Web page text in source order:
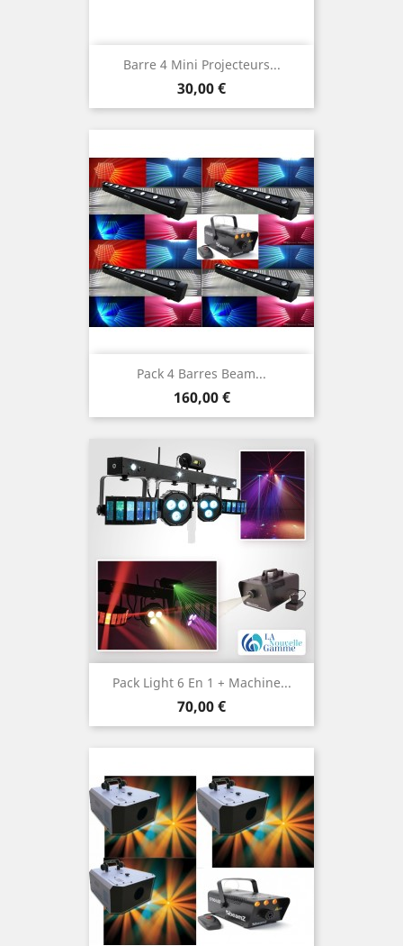
Barre 4 Mini Projecteurs...
Prix
30,00 €
Pack 4 Barres Beam...
Prix
160,00 €
Pack Light 6 En 1 + Machine...
Prix
70,00 €